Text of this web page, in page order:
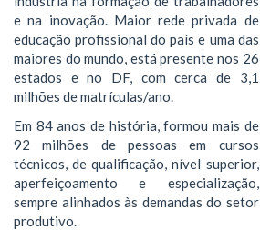
e na inovação. Maior rede privada de
educação profissional do país e uma das
maiores do mundo, está presente nos 26
estados e no DF, com cerca de 3,1
milhões de matrículas/ano.
Em 84 anos de história, formou mais de
92 milhões de pessoas em cursos
técnicos, de qualificação, nível superior,
aperfeiçoamento e especialização,
sempre alinhados às demandas do setor
produtivo.